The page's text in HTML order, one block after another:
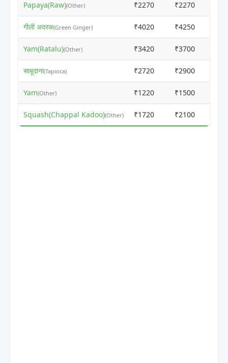
Papaya(Raw)(Other) ₹2270 ₹2270
गीली अदरक(Green Ginger) ₹4020 ₹4250
Yam(Ratalu)(Other) ₹3420 ₹3700
साबूदाना(Tapioca) ₹2720 ₹2900
Yam(Other) ₹1220 ₹1500
Squash(Chappal Kadoo)(Other) ₹1720 ₹2100